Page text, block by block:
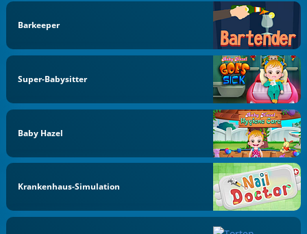
Barkeeper
Super-Babysitter
Baby Hazel
Krankenhaus-Simulation